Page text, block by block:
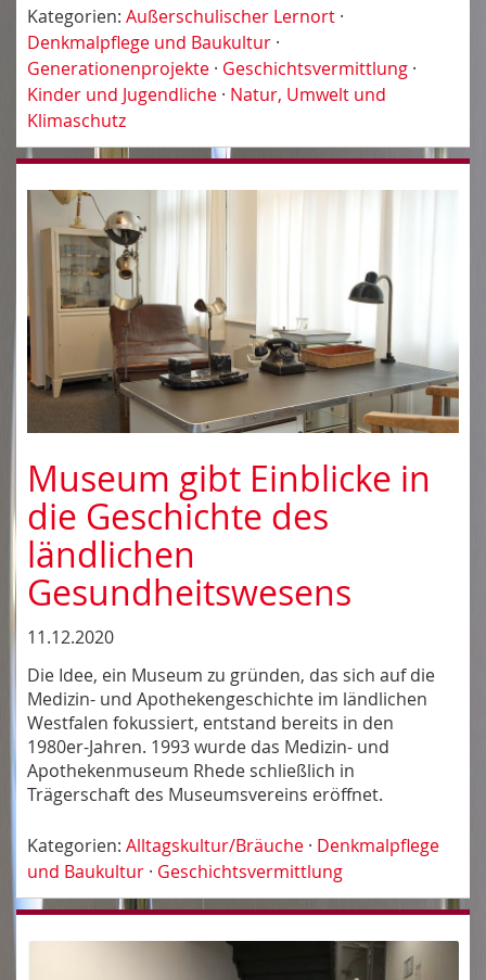
Kategorien: Außerschulischer Lernort ·
Denkmalpflege und Baukultur ·
Generationenprojekte · Geschichtsvermittlung ·
Kinder und Jugendliche · Natur, Umwelt und
Klimaschutz
Museum gibt Einblicke in
die Geschichte des
ländlichen
Gesundheitswesens
11.12.2020
Die Idee, ein Museum zu gründen, das sich auf die
Medizin- und Apothekengeschichte im ländlichen
Westfalen fokussiert, entstand bereits in den
1980er-Jahren. 1993 wurde das Medizin- und
Apothekenmuseum Rhede schließlich in
Trägerschaft des Museumsvereins eröffnet.
Kategorien: Alltagskultur/Bräuche · Denkmalpflege
und Baukultur · Geschichtsvermittlung